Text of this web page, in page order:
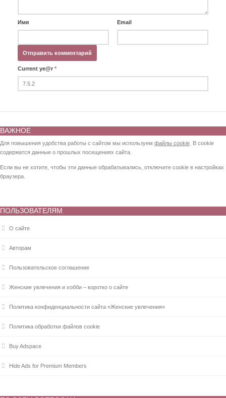
Имя Email
Current ye@r *
ВАЖНОЕ
Для повышения удобства работы с сайтом мы используем файлы cookie . В cookie
содержатся данные о прошлых посещениях сайта.
Если вы не хотите, чтобы эти данные обрабатывались, отключите cookie в настройках
браузера.
ПОЛЬЗОВАТЕЛЯМ
О сайте
Авторам
Пользовательское соглашение
Женские увлечения и хобби – коротко о сайте
Политика конфиденциальности сайта «Женские увлечения»
Политика обработки файлов cookie
Buy Adspace
Hide Ads for Premium Members